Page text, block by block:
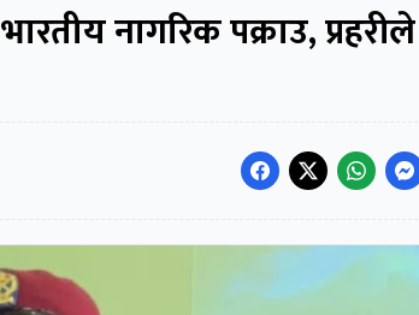
नागरिक पक्राउ, प्रहरीले